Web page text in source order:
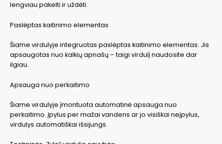
lengviau pakelti ir uždėti.
Paslėptas kaitinimo elementas
Šiame virdulyje integruotas paslėptas kaitinimo elementas. Jis
apsaugotas nuo kalkių apnašų – taigi virdulį naudosite dar
ilgiau.
Apsauga nuo perkaitimo
Šiame virdulyje įmontuota automatinė apsauga nuo
perkaitimo. Įpylus per mažai vandens ar jo visiškai neįpylus,
virdulys automatiškai išsijungs.